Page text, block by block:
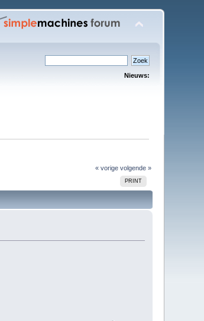
Nieuws:
« vorige volgende »
PRINT